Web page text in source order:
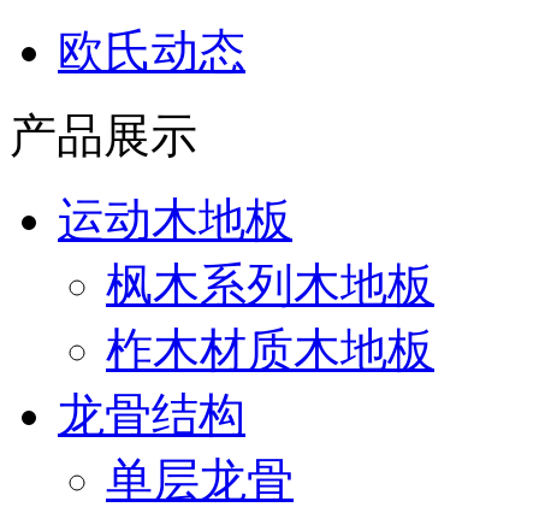
欧氏动态
产品展示
运动木地板
枫木系列木地板
柞木材质木地板
龙骨结构
单层龙骨